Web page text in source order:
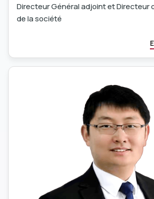
Directeur Général adjoint et Directeur
de la société